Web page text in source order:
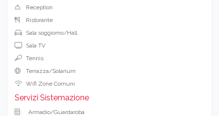
Reception
Ristorante
Sala soggiorno/Hall
Sala TV
Tennis
Terrazza/Solarium
Wifi Zone Comuni
Servizi Sistemazione
Armadio/Guardaroba